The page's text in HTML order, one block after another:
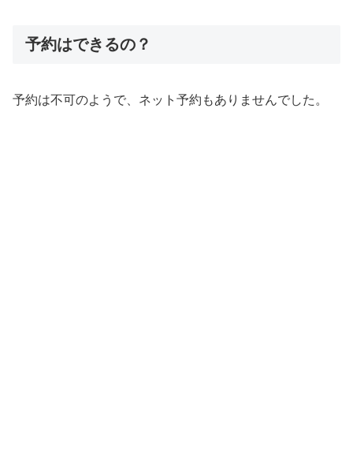
予約はできるの？
予約は不可のようで、ネット予約もありませんでした。